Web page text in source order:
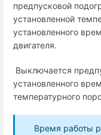
предпусковой
установленной
установленного
двигателя.
Выключается
установленного
температурного
Время работы